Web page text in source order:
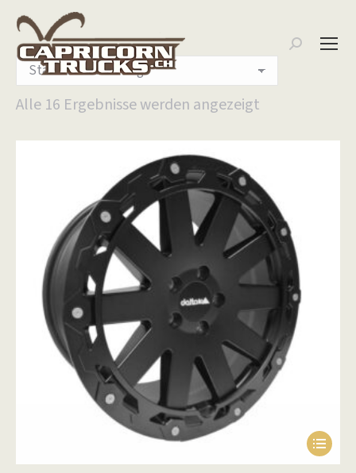
Search:
Alle 16 Ergebnisse werden angezeigt